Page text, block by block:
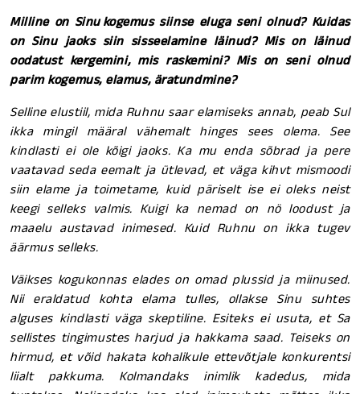
Milline on Sinu kogemus siinse eluga seni olnud? Kuidas
on Sinu jaoks siin sisseelamine läinud? Mis on läinud
oodatust kergemini, mis raskemini? Mis on seni olnud
parim kogemus, elamus, äratundmine?
Selline elustiil, mida Ruhnu saar elamiseks annab, peab Sul
ikka mingil määral vähemalt hinges sees olema. See
kindlasti ei ole kõigi jaoks. Ka mu enda sõbrad ja pere
vaatavad seda eemalt ja ütlevad, et väga kihvt mismoodi
siin elame ja toimetame, kuid päriselt ise ei oleks neist
keegi selleks valmis. Kuigi ka nemad on nö loodust ja
maaelu austavad inimesed. Kuid Ruhnu on ikka tugev
äärmus selleks.
Väikses kogukonnas elades on omad plussid ja miinused.
Nii eraldatud kohta elama tulles, ollakse Sinu suhtes
alguses kindlasti väga skeptiline. Esiteks ei usuta, et Sa
sellistes tingimustes harjud ja hakkama saad. Teiseks on
hirmud, et võid hakata kohalikule ettevõtjale konkurentsi
liialt pakkuma. Kolmandaks inimlik kadedus, mida